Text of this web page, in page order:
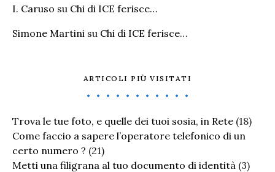
I. Caruso su Chi di ICE ferisce…
Simone Martini su Chi di ICE ferisce…
ARTICOLI PIÙ VISITATI
Trova le tue foto, e quelle dei tuoi sosia, in Rete (18)
Come faccio a sapere l’operatore telefonico di un
certo numero ? (21)
Metti una filigrana al tuo documento di identità (3)